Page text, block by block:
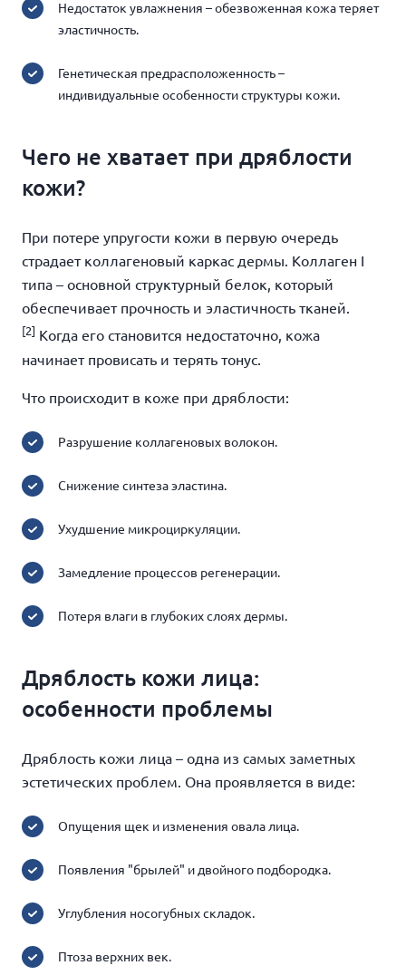
Недостаток увлажнения – обезвоженная кожа теряет
эластичность.
Генетическая предрасположенность –
индивидуальные особенности структуры кожи.
Чего не хватает при дряблости
кожи?
При потере упругости кожи в первую очередь
страдает коллагеновый каркас дермы. Коллаген I
типа – основной структурный белок, который
обеспечивает прочность и эластичность тканей.
[2] Когда его становится недостаточно, кожа
начинает провисать и терять тонус.
Что происходит в коже при дряблости:
Разрушение коллагеновых волокон.
Снижение синтеза эластина.
Ухудшение микроциркуляции.
Замедление процессов регенерации.
Потеря влаги в глубоких слоях дермы.
Дряблость кожи лица:
особенности проблемы
Дряблость кожи лица – одна из самых заметных
эстетических проблем. Она проявляется в виде:
Опущения щек и изменения овала лица.
Появления "брылей" и двойного подбородка.
Углубления носогубных складок.
Птоза верхних век.